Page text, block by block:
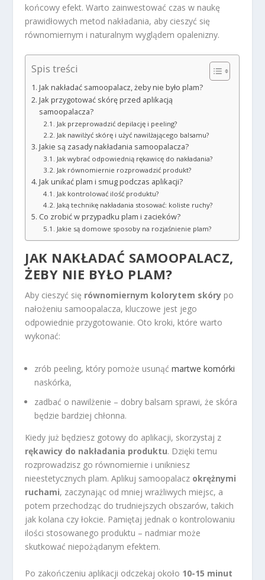
końcowy efekt. Warto zainwestować czas w naukę
prawidłowych metod nakładania, aby cieszyć się
równomiernym i naturalnym wyglądem opalenizny.
Spis treści
Jak nakładać samoopalacz, żeby nie było plam?
Jak przygotować skórę przed aplikacją
samoopalacza?
Jak przeprowadzić depilację i peeling?
Jak nawilżyć skórę i użyć nawilżającego balsamu?
Jakie są zasady nakładania samoopalacza?
Jak wybrać odpowiednią rękawicę do nakładania?
Jak równomiernie rozprowadzić produkt?
Jak unikać plam i smug podczas aplikacji?
Jak kontrolować ilość produktu?
Jaką technikę nakładania stosować: koliste ruchy?
Co zrobić w przypadku plam i zacieków?
Jakie są domowe sposoby na rozjaśnienie plam?
JAK NAKŁADAĆ SAMOOPALACZ,
ŻEBY NIE BYŁO PLAM?
Aby cieszyć się równomiernym kolorytem skóry po
nałożeniu samoopalacza, kluczowe jest jego
odpowiednie przygotowanie. Oto kroki, które warto
wykonać:
zrób peeling, który pomoże usunąćmartwe komórki
naskórka,
zadbać o nawilżenie – dobry balsam sprawi, że skóra
będzie bardziej chłonna.
Kiedy już będziesz gotowy do aplikacji, skorzystaj z
rękawicy do nakładania produktu. Dzięki temu
rozprowadzisz go równomiernie i unikniesz
nieestetycznych plam. Aplikuj samoopalacz okrężnymi
ruchami, zaczynając od mniej wrażliwych miejsc, a
potem przechodząc do trudniejszych obszarów, takich
jak kolana czy łokcie. Pamiętaj jednak o kontrolowaniu
ilości stosowanego produktu – nadmiar może
skutkować niepożądanym efektem.
Po zakończeniu aplikacji odczekaj około 10-15 minut